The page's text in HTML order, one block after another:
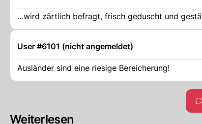
…wird zärtlich befragt, frisch geduscht und
User #6101 (nicht angemeldet)
Ausländer sind eine riesige Bereicherung!
Weiterlesen